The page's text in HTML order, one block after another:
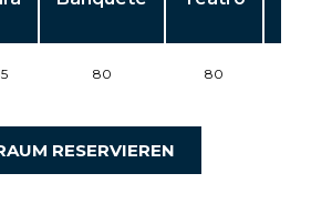
80 80
RESERVIEREN